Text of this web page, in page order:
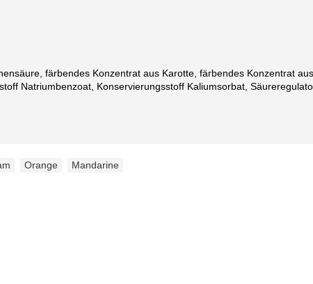
färbendes Konzentrat aus Karotte, färbendes Konzentrat
Natriumbenzoat, Konservierungsstoff Kaliumsorbat,
Orange Mandarine